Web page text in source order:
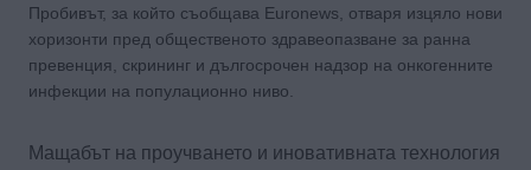
Пробивът, за който съобщава Euronews, отваря изцяло нови
хоризонти пред общественото здравеопазване за ранна
превенция, скрининг и дългосрочен надзор на онкогенните
инфекции на популационно ниво.
Мащабът на проучването и иновативната технология